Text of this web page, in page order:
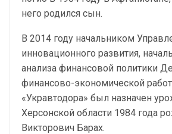
него родился сын.
В 2014 году начальником
инновационного развития,
анализа финансовой политики
финансово-экономической
«Укравтодора» был назначен
Херсонской области 1984 года
Викторович Барах.